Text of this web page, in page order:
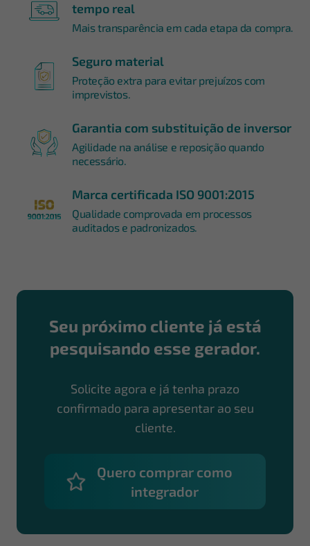
tempo real
Mais transparência em cada etapa da compra.
Seguro material
Proteção extra para evitar prejuízos com
imprevistos.
Garantia com substituição de inversor
Agilidade na análise e reposição quando
necessário.
Marca certificada ISO 9001:2015
Qualidade comprovada em processos
auditados e padronizados.
Seu próximo cliente já está
pesquisando esse gerador.
Solicite agora e já tenha prazo
confirmado para apresentar ao seu
cliente.
Quero comprar como
integrador